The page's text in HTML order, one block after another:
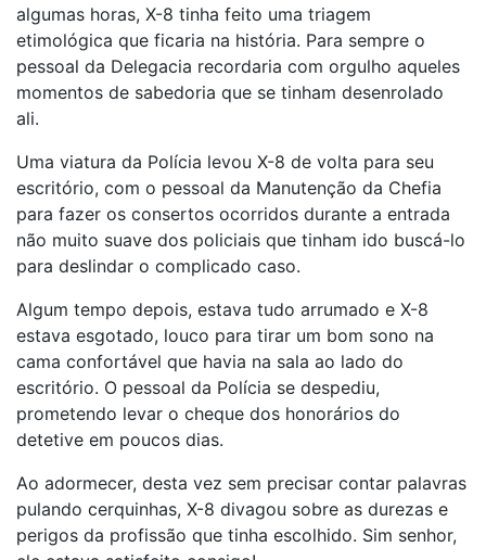
algumas horas, X-8 tinha feito uma triagem
etimológica que ficaria na história. Para sempre o
pessoal da Delegacia recordaria com orgulho aqueles
momentos de sabedoria que se tinham desenrolado
ali.
Uma viatura da Polícia levou X-8 de volta para seu
escritório, com o pessoal da Manutenção da Chefia
para fazer os consertos ocorridos durante a entrada
não muito suave dos policiais que tinham ido buscá-lo
para deslindar o complicado caso.
Algum tempo depois, estava tudo arrumado e X-8
estava esgotado, louco para tirar um bom sono na
cama confortável que havia na sala ao lado do
escritório. O pessoal da Polícia se despediu,
prometendo levar o cheque dos honorários do
detetive em poucos dias.
Ao adormecer, desta vez sem precisar contar palavras
pulando cerquinhas, X-8 divagou sobre as durezas e
perigos da profissão que tinha escolhido. Sim senhor,